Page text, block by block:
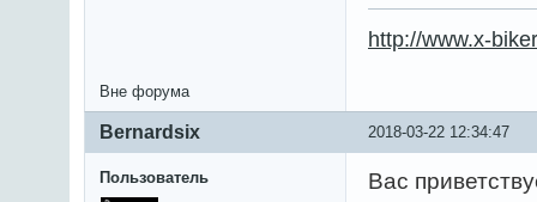
http://www.x-
Вне форума
2018-03-22 12:34:47
Bernardsix
Пользователь Вас